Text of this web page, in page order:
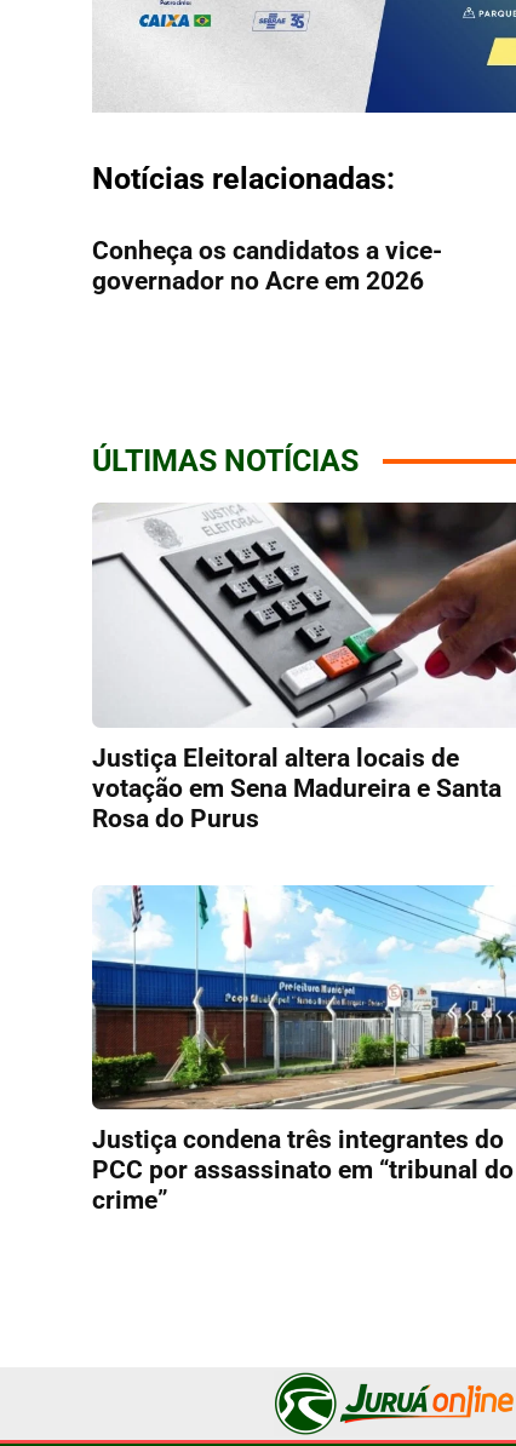
Notícias relacionadas:
Conheça os candidatos a vice-
governador no Acre em 2026
ÚLTIMAS NOTÍCIAS
Justiça Eleitoral altera locais de
votação em Sena Madureira e Santa
Rosa do Purus
Justiça condena três integrantes do
PCC por assassinato em “tribunal do
crime”